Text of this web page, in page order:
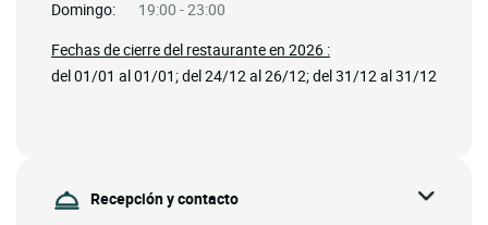
Domingo:
19:00 - 23:00
Fechas de cierre del restaurante en 2026 :
del 01/01 al 01/01; del 24/12 al 26/12; del 31/12 al 31/12
Recepción y contacto